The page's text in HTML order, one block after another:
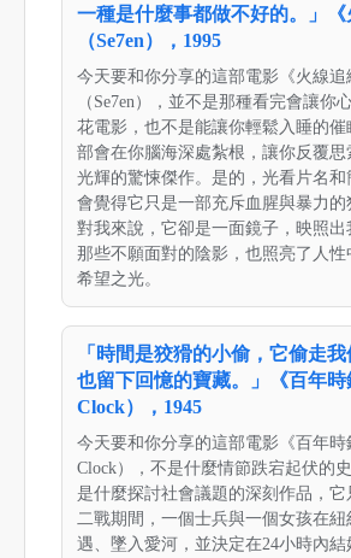
一種是什麼事都做不好的。」《
（Se7en），1995
今天要和你分享的這部電影《火線追
（Se7en），並不是那種看完會讓你
花電影，也不是能讓你輕鬆入睡的
部會在你腦海深處紮根，讓你反覆
光輝的驚悚傑作。是的，光看片名
會覺得它只是一部充斥血腥與暴力的
對我來說，它卻是一面鏡子，映照出
那些不願面對的陰影，也照亮了人性
希望之光。
「時間是狡猾的小偷，它偷走
也留下回憶的寶藏。」《百年時
Clock），1945
今天要和你分享的這部電影《百年時
Clock），不是什麼情節跌宕起伏的
是什麼探討社會議題的深刻作品，它
二戰期間，一個士兵與一個女孩在紐
遇、墜入愛河，並決定在24小時內結